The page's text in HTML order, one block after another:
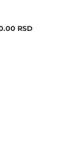
RSD